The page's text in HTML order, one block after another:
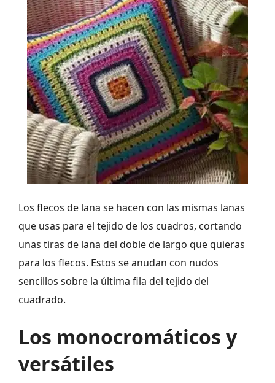
Los flecos de lana se hacen con las mismas lanas
que usas para el tejido de los cuadros, cortando
unas tiras de lana del doble de largo que quieras
para los flecos. Estos se anudan con nudos
sencillos sobre la última fila del tejido del
cuadrado.
Los monocromáticos y
versátiles